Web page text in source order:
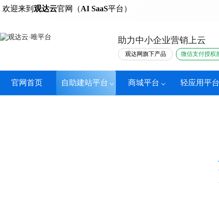
热门
欢迎来到 观达云官网（AI SaaS平台）
助力中小企业营销上云
官网首页 自助建站平台 商城平台 轻应用平台
观达网旗下产品 微信支付授权